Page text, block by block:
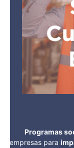
Programas
empresas para